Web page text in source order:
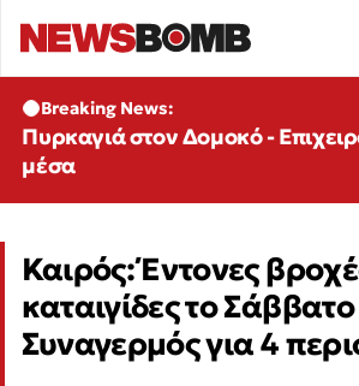
Breaking News:
Πυρκαγιά στον Δομοκό -
μέσα
Καιρός: Έντονες
καταιγίδες το
Συναγερμός για 4